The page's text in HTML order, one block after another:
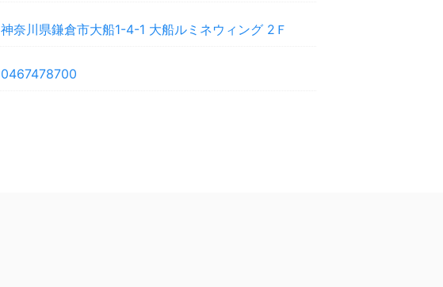
神奈川県鎌倉市大船1-4-1 大船ルミネウィング 2Ｆ
0467478700